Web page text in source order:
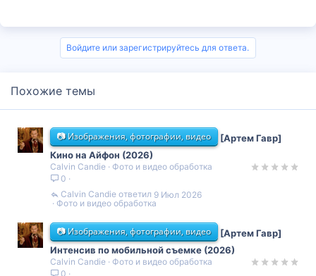
Войдите или зарегистрируйтесь для ответа.
Похожие темы
📷 Изображения, фотографии, видео
[Артем Гавр]
Кино на Айфон (2026)
Calvin Candie
Фото и видео обработка
0
Фото и видео обработка
9 Июл 2026
Calvin Candie
📷 Изображения, фотографии, видео
[Артем Гавр]
Интенсив по мобильной съемке (2026)
Calvin Candie
Фото и видео обработка
0